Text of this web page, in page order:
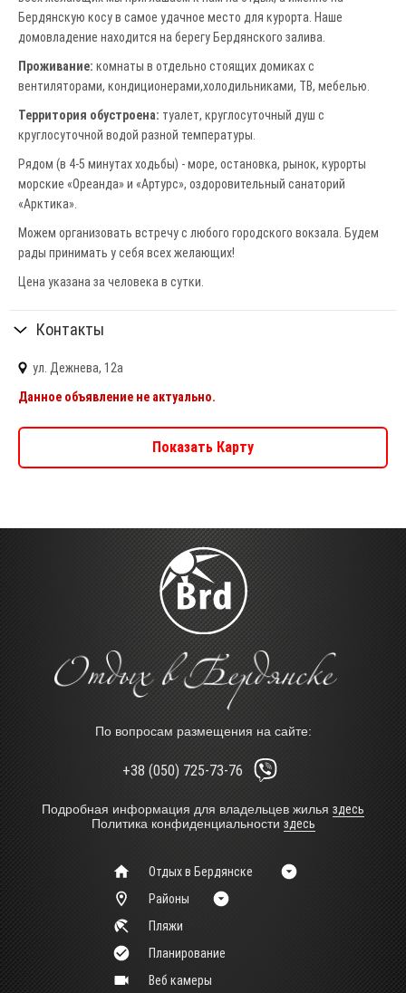
Бердянскую косу в самое удачное место для курорта. Наше
домовладение находится на берегу Бердянского залива.
Проживание: комнаты в отдельно стоящих домиках с
вентиляторами, кондиционерами,холодильниками, ТВ, мебелью.
Территория обустроена: туалет, круглосуточный душ с
круглосуточной водой разной температуры.
Рядом (в 4-5 минутах ходьбы) - море, остановка, рынок, курорты
морские «Ореанда» и «Артурс», оздоровительный санаторий
«Арктика».
Можем организовать встречу с любого городского вокзала. Будем
рады принимать у себя всех желающих!
Цена указана за человека в сутки.
Контакты
ул. Дежнева, 12а
Данное объявление не актуально.
Показать Карту
По вопросам размещения на сайте:
+38 (050) 725-73-76
Подробная информация для владельцев жилья здесь
Политика конфиденциальности здесь
Отдых в Бердянске
Районы
Пляжи
Планирование
Веб камеры